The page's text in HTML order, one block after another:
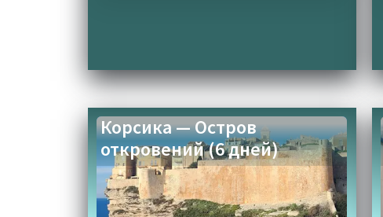
Корсика — Остров
откровений (6 дней)